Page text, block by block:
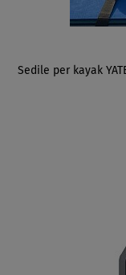
Sedile per kayak